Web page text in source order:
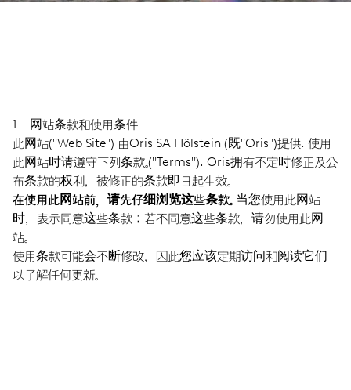
1 – 网站条款和使用条件
此网站("Web Site") 由Oris SA Hölstein (既"Oris")提供. 使用
此网站时请遵守下列条款。("Terms"). Oris拥有不定时修正及公
布条款的权利，被修正的条款即日起生效。
在使用此网站前，请先仔细浏览这些条款。 当您使用此网站
时，表示同意这些条款；若不同意这些条款，请勿使用此网
站。
使用条款可能会不断修改，因此您应该定期访问和阅读它们
以了解任何更新。